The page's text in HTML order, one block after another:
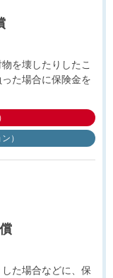
を壊したりしたこ
た場合に保険金を
）
た場合などに、保